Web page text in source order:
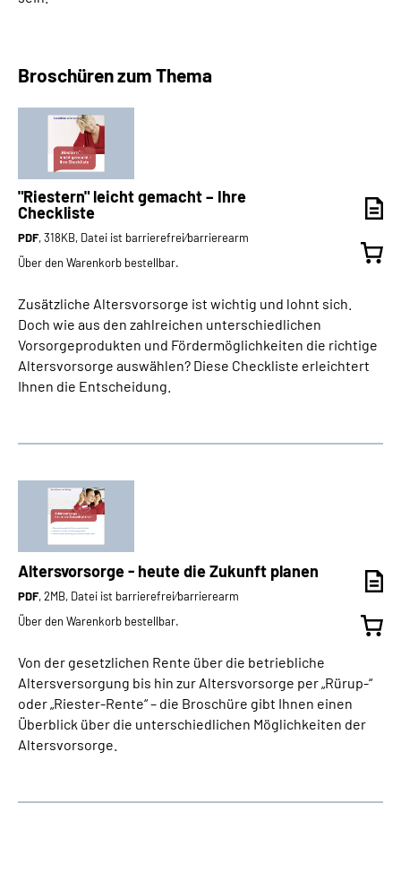
Broschüren zum Thema
"Riestern" leicht gemacht – Ihre
Checkliste
PDF, 318KB, Datei ist barrierefrei⁄barrierearm
Über den Warenkorb bestellbar.
Zusätzliche Altersvorsorge ist wichtig und lohnt sich.
Doch wie aus den zahlreichen unterschiedlichen
Vorsorgeprodukten und Fördermöglichkeiten die richtige
Altersvorsorge auswählen? Diese Checkliste erleichtert
Ihnen die Entscheidung.
Altersvorsorge - heute die Zukunft planen
PDF, 2MB, Datei ist barrierefrei⁄barrierearm
Über den Warenkorb bestellbar.
Von der gesetzlichen Rente über die betriebliche
Altersversorgung bis hin zur Altersvorsorge per „Rürup-“
oder „Riester-Rente“ – die Broschüre gibt Ihnen einen
Überblick über die unterschiedlichen Möglichkeiten der
Altersvorsorge.